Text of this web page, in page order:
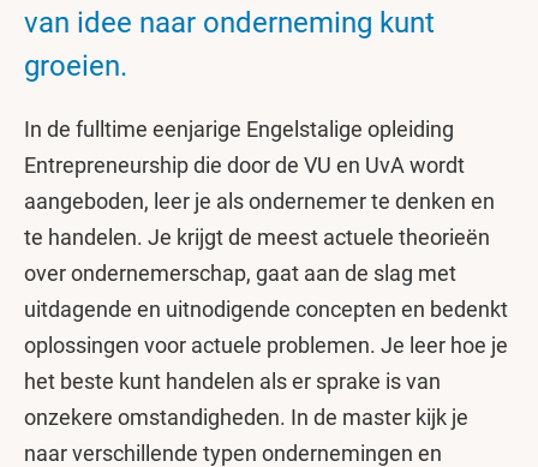
van idee naar onderneming kunt
groeien.
In de fulltime eenjarige Engelstalige opleiding
Entrepreneurship die door de VU en UvA wordt
aangeboden, leer je als ondernemer te denken en
te handelen. Je krijgt de meest actuele theorieën
over ondernemerschap, gaat aan de slag met
uitdagende en uitnodigende concepten en bedenkt
oplossingen voor actuele problemen. Je leer hoe je
het beste kunt handelen als er sprake is van
onzekere omstandigheden. In de master kijk je
naar verschillende typen ondernemingen en